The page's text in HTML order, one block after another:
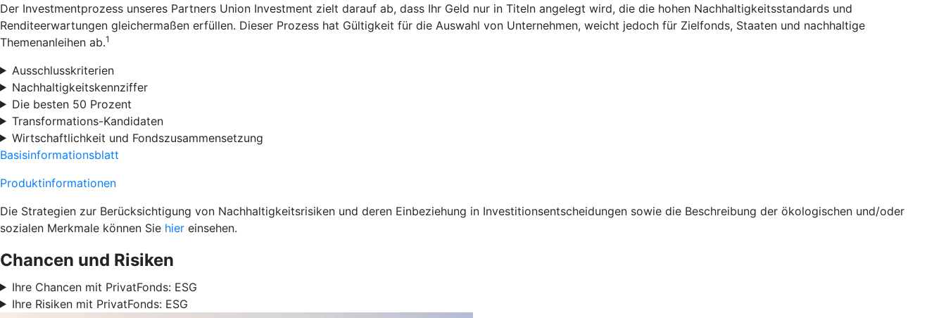
Der Investmentprozess unseres Partners Union Investment zielt darauf ab, dass Ihr Geld nur in Titeln angelegt wird, die die hohen Nachhaltigkeitsstandards und
Renditeerwartungen gleichermaßen erfüllen. Dieser Prozess hat Gültigkeit für die Auswahl von Unternehmen, weicht jedoch für Zielfonds, Staaten und nachhaltige
Themenanleihen ab.1
Ausschlusskriterien
Nachhaltigkeitskennziffer
Die besten 50 Prozent
Transformations-Kandidaten
Wirtschaftlichkeit und Fondszusammensetzung
Basisinformationsblatt
Produktinformationen
Die Strategien zur Berücksichtigung von Nachhaltigkeitsrisiken und deren Einbeziehung in Investitionsentscheidungen sowie die Beschreibung der ökologischen und/oder
sozialen Merkmale können Sie hier einsehen.
Chancen und Risiken
Ihre Chancen mit PrivatFonds: ESG
Ihre Risiken mit PrivatFonds: ESG